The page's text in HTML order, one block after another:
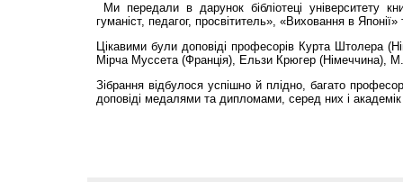
Ми передали в дарунок бібліотеці університету
гуманіст, педагог, просвітитель», «Виховання в
Цікавими були доповіді професорів Курта Штолера
Мірча Муссета (Франція), Ельзи Крюгер (Німеччина),
Зібрання відбулося успішно й плідно, багато
доповіді медалями та дипломами, серед них і